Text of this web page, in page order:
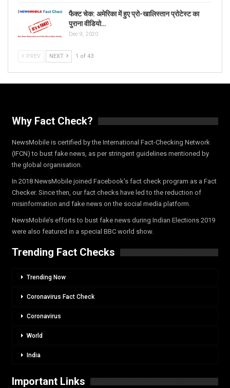
फैक्ट चेक: अमेरिका में हुए प्रो-खालिस्तान प्रोटेस्ट का
पुराना वीडियो…
Dec 9, 2020
PREV NEXT 1 of 43
Why Fact Check?
NewsMobile is certified by the International Fact-Checking Network
(IFCN) to bust fake news, as per stringent guidelines mentioned by
the global organisation.
In 2018 NewsMobile joined Facebook’s fact check program as a Fact
Checker. Since then, our fact checks have led to the reduction of
misinformation and fake news on the social media platform.
NewsMobile’s efforts to bust fake news during Indian Elections 2019
were also featured in a special BBC world show.
Trending Fact Checks
Trending Now
Coronavirus Fact Check
Coronavirus
World
India
Important Links